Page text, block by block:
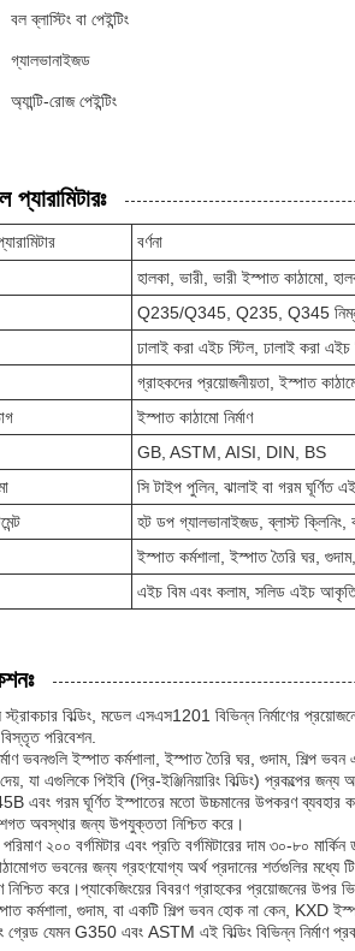
বল ব্লাস্টিং বা পেইন্টিং
গ্যালভানাইজড
অ্যান্টি-রোজ পেইন্টিং
প্যারামিটারঃ
বর্ণনা
হালকা, ভারী, ভারী ইস্পাত কাঠামো,
Q235/Q345, Q235, Q345
ঢালাই করা এইচ স্টিল, ঢালাই করা
গ্রাহকদের প্রয়োজনীয়তা, ইস্পাত
ইস্পাত কাঠামো নির্মাণ
GB, ASTM, AISI, DIN, BS
সি টাইপ পুলিন, ঝালাই বা গরম ঘূর্ণিত
হট ডপ গ্যালভানাইজড, ব্লাস্ট ক্লিনিং,
ইস্পাত কর্মশালা, ইস্পাত তৈরি ঘর,
এইচ বিম এবং কলাম, সলিড এইচ
স্ট্রাকচার বিল্ডিং, মডেল এসএস1201 বিভিন্ন নির্মাণের
পরিবেশন.
ভবনগুলি ইস্পাত কর্মশালা, ইস্পাত তৈরি ঘর, গুদাম, শিল্প
যা এগুলিকে পিইবি (প্রি-ইঞ্জিনিয়ারিং বিল্ডিং) প্রকল্পের
এবং গরম ঘূর্ণিত ইস্পাতের মতো উচ্চমানের উপকরণ ব্যবহার
অবস্থার জন্য উপযুক্ততা নিশ্চিত করে।
২০০ বর্গমিটার এবং প্রতি বর্গমিটারের দাম ৩০-৮০
ভবনের জন্য গ্রহণযোগ্য অর্থ প্রদানের শর্তগুলির মধ্যে
করে।প্যাকেজিংয়ের বিবরণ গ্রাহকের প্রয়োজনের উপর
কর্মশালা, গুদাম, বা একটি শিল্প ভবন হোক না কেন, KXD
গ্রেড যেমন G350 এবং ASTM এই বিল্ডিং বিভিন্ন নির্মাণ